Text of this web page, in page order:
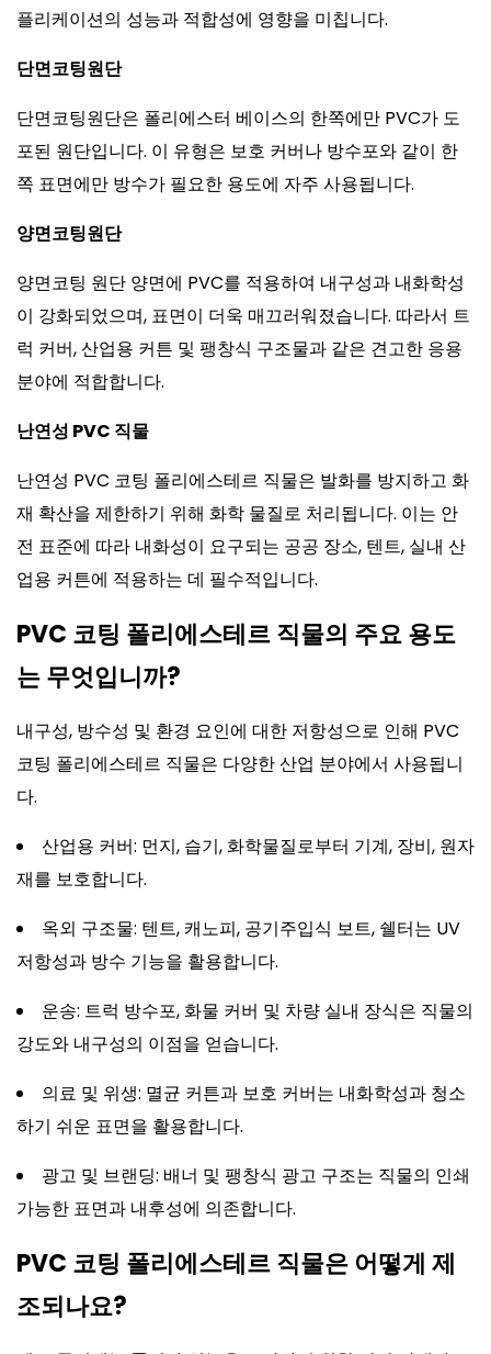
플리케이션의 성능과 적합성에 영향을 미칩니다.
단면코팅원단
단면코팅원단은 폴리에스터 베이스의 한쪽에만 PVC가 도
포된 원단입니다. 이 유형은 보호 커버나 방수포와 같이 한
쪽 표면에만 방수가 필요한 용도에 자주 사용됩니다.
양면코팅원단
양면코팅 원단 양면에 PVC를 적용하여 내구성과 내화학성
이 강화되었으며, 표면이 더욱 매끄러워졌습니다. 따라서 트
럭 커버, 산업용 커튼 및 팽창식 구조물과 같은 견고한 응용
분야에 적합합니다.
난연성 PVC 직물
난연성 PVC 코팅 폴리에스테르 직물은 발화를 방지하고 화
재 확산을 제한하기 위해 화학 물질로 처리됩니다. 이는 안
전 표준에 따라 내화성이 요구되는 공공 장소, 텐트, 실내 산
업용 커튼에 적용하는 데 필수적입니다.
PVC 코팅 폴리에스테르 직물의 주요 용도
는 무엇입니까?
내구성, 방수성 및 환경 요인에 대한 저항성으로 인해 PVC
코팅 폴리에스테르 직물은 다양한 산업 분야에서 사용됩니
다.
산업용 커버: 먼지, 습기, 화학물질로부터 기계, 장비, 원자
재를 보호합니다.
옥외 구조물: 텐트, 캐노피, 공기주입식 보트, 쉘터는 UV
저항성과 방수 기능을 활용합니다.
운송: 트럭 방수포, 화물 커버 및 차량 실내 장식은 직물의
강도와 내구성의 이점을 얻습니다.
의료 및 위생: 멸균 커튼과 보호 커버는 내화학성과 청소
하기 쉬운 표면을 활용합니다.
광고 및 브랜딩: 배너 및 팽창식 광고 구조는 직물의 인쇄
가능한 표면과 내후성에 의존합니다.
PVC 코팅 폴리에스테르 직물은 어떻게 제
조되나요?